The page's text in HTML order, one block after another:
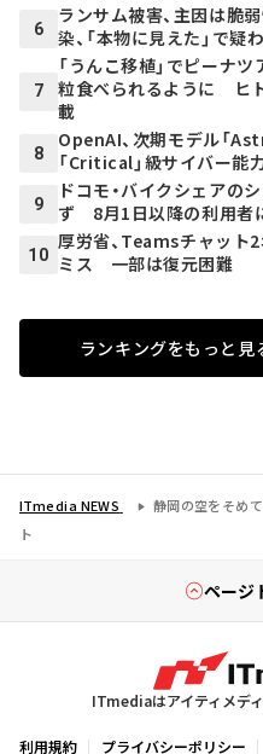
6
ランサム被害、主因は脆
染、「本物に見えた」で疑
7
「うんこ移植」でピーナ
粒食べられるように ヒ
載
8
OpenAI、次期モデル「
「Critical」級サイバー能
9
ドコモ・バイクシェアの
ず 8月1日以降の利用者
10
厚労省、Teamsチャッ
ミス 一部は復元困難
ランキングをもっと見
ITmedia NEWS
静岡の空をそめ
ト
ページ
ITmediaはアイティメデ
利用規約 プライバシーポリシー